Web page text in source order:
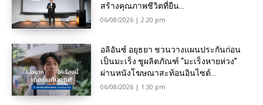
สร้างคุณภาพชีวิตที่ยืน...
06/08/2026 | 2:20 pm
อลิอันซ์ อยุธยา ชวนวางแผนประกันก่อน
เป็นมะเร็ง ชูผลิตภัณฑ์ “มะเร็งหายห่วง”
ผ่านหนังโฆษณาสะท้อนอินไซต์...
06/08/2026 | 1:30 pm